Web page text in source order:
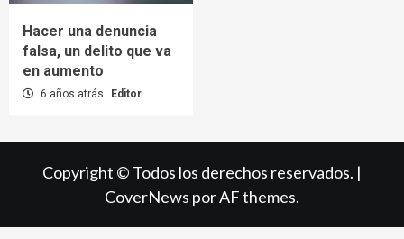
Hacer una denuncia
falsa, un delito que va
en aumento
6 años atrás Editor
Copyright © Todos los derechos reservados. |
CoverNews por AF themes.